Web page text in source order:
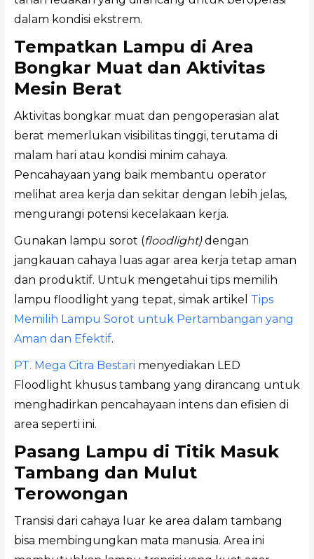
dalam kondisi ekstrem.
Tempatkan Lampu di Area
Bongkar Muat dan Aktivitas
Mesin Berat
Aktivitas bongkar muat dan pengoperasian alat
berat memerlukan visibilitas tinggi, terutama di
malam hari atau kondisi minim cahaya.
Pencahayaan yang baik membantu operator
melihat area kerja dan sekitar dengan lebih jelas,
mengurangi potensi kecelakaan kerja.
Gunakan lampu sorot (floodlight)dengan
jangkauan cahaya luas agar area kerja tetap aman
dan produktif. Untuk mengetahui tips memilih
lampu floodlight yang tepat, simak artikel Tips
Memilih Lampu Sorot untuk Pertambangan yang
Aman dan Efektif.
PT. Mega Citra Bestari menyediakan LED
Floodlight khusus tambang yang dirancang untuk
menghadirkan pencahayaan intens dan efisien di
area seperti ini.
Pasang Lampu di Titik Masuk
Tambang dan Mulut
Terowongan
Transisi dari cahaya luar ke area dalam tambang
bisa membingungkan mata manusia. Area ini